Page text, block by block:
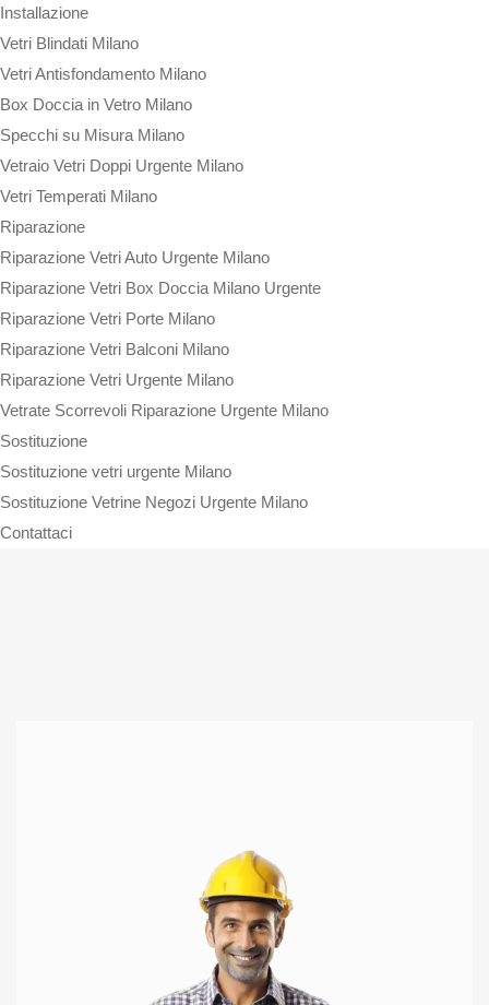
Installazione
Vetri Blindati Milano
Vetri Antisfondamento Milano
Box Doccia in Vetro Milano
Specchi su Misura Milano
Vetraio Vetri Doppi Urgente Milano
Vetri Temperati Milano
Riparazione
Riparazione Vetri Auto Urgente Milano
Riparazione Vetri Box Doccia Milano Urgente
Riparazione Vetri Porte Milano
Riparazione Vetri Balconi Milano
Riparazione Vetri Urgente Milano
Vetrate Scorrevoli Riparazione Urgente Milano
Sostituzione
Sostituzione vetri urgente Milano
Sostituzione Vetrine Negozi Urgente Milano
Contattaci